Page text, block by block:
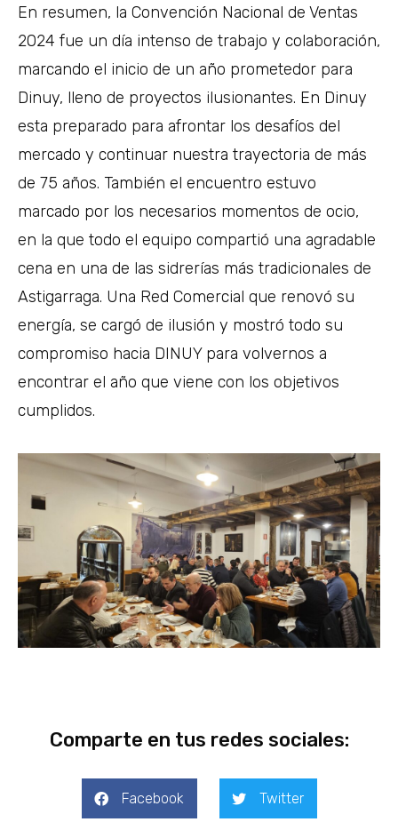
En resumen, la Convención Nacional de Ventas
2024 fue un día intenso de trabajo y colaboración,
marcando el inicio de un año prometedor para
Dinuy, lleno de proyectos ilusionantes. En Dinuy
esta preparado para afrontar los desafíos del
mercado y continuar nuestra trayectoria de más
de 75 años. También el encuentro estuvo
marcado por los necesarios momentos de ocio,
en la que todo el equipo compartió una agradable
cena en una de las sidrerías más tradicionales de
Astigarraga. Una Red Comercial que renovó su
energía, se cargó de ilusión y mostró todo su
compromiso hacia DINUY para volvernos a
encontrar el año que viene con los objetivos
cumplidos.
Comparte en tus redes sociales:
Facebook Twitter